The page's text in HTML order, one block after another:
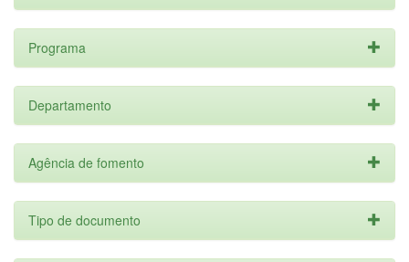
Programa
Departamento
Agência de fomento
Tipo de documento